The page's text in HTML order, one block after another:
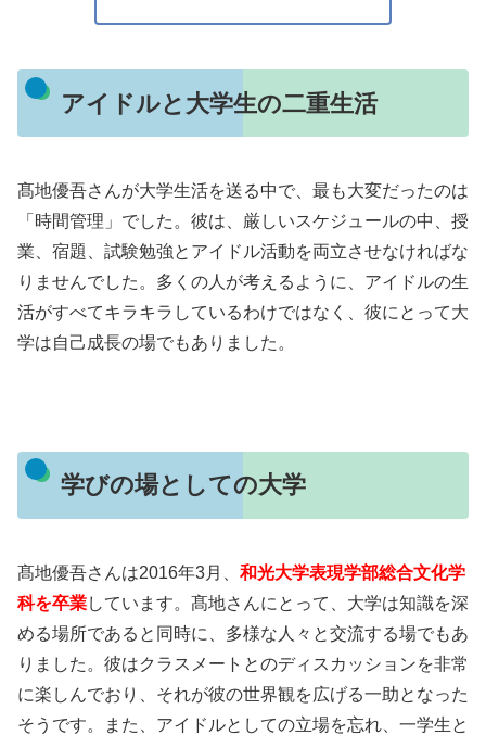
アイドルと大学生の二重生活
髙地優吾さんが大学生活を送る中で、最も大変だったのは
「時間管理」でした。彼は、厳しいスケジュールの中、授
業、宿題、試験勉強とアイドル活動を両立させなければな
りませんでした。多くの人が考えるように、アイドルの生
活がすべてキラキラしているわけではなく、彼にとって大
学は自己成長の場でもありました。
学びの場としての大学
髙地優吾さんは2016年3月、 和光大学表現学部総合文化学
科を卒業しています。髙地さんにとって、大学は知識を深
める場所であると同時に、多様な人々と交流する場でもあ
りました。彼はクラスメートとのディスカッションを非常
に楽しんでおり、それが彼の世界観を広げる一助となった
そうです。また、アイドルとしての立場を忘れ、一学生と